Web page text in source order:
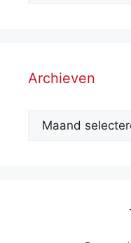
Archieven
Archieven